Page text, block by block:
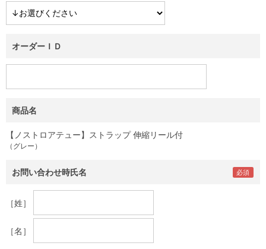
オーダーＩＤ
商品名
【ノストロアテュー】ストラップ 伸縮リール付
（グレー）
お問い合わせ時氏名
［姓］
［名］